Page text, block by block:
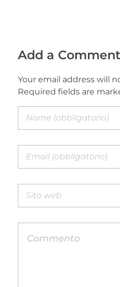
Add a Comment
Your email address will
Required fields are